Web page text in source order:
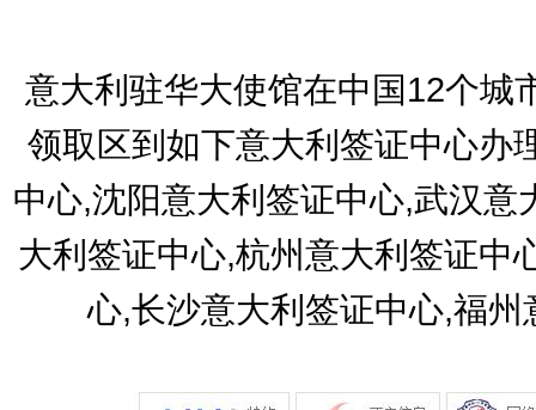
意大利驻华大使馆在中国12个城
领取区到如下意大利签证中心办
中心,沈阳意大利签证中心,武汉
大利签证中心,杭州意大利签证中
心,长沙意大利签证中心,福